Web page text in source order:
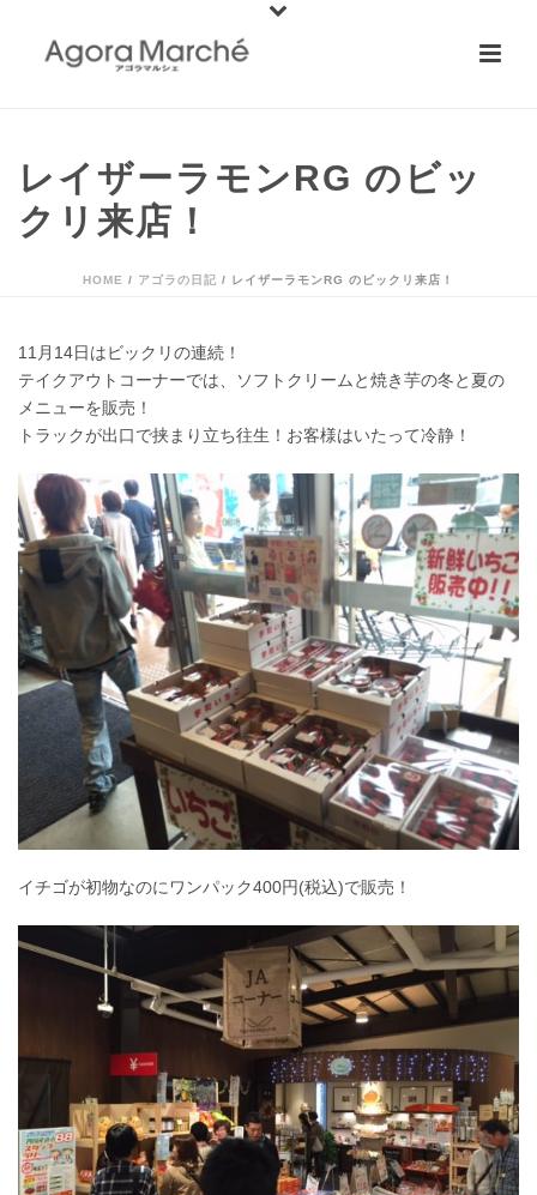
レイザーラモンRG のビッ
クリ来店！
HOME / アゴラの日記 / レイザーラモンRG のビックリ来店！
11月14日はビックリの連続！
テイクアウトコーナーでは、ソフトクリームと焼き芋の冬と夏の
メニューを販売！
トラックが出口で挟まり立ち往生！お客様はいたって冷静！
イチゴが初物なのにワンパック400円(税込)で販売！